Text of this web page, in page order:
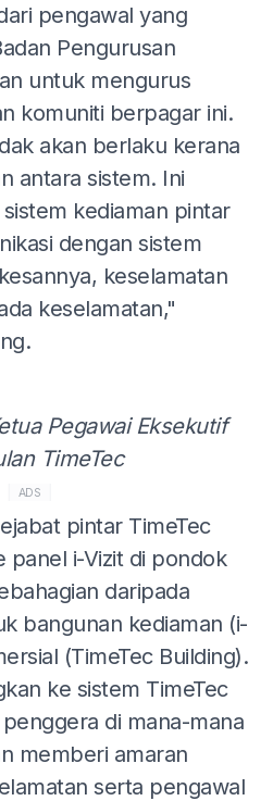
pengawal yang
Pengurusan
untuk mengurus
komuniti berpagar ini.
akan berlaku kerana
antara sistem. Ini
kediaman pintar
dengan sistem
keselamatan
keselamatan,"
Pegawai Eksekutif
TimeTec
ADS
pintar TimeTec
i-Vizit di pondok
daripada
bangunan kediaman (i-
(TimeTec Building).
ke sistem TimeTec
di mana-mana
memberi amaran
serta pengawal